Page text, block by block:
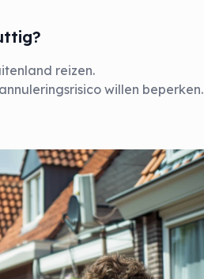
reizen.
willen beperken.